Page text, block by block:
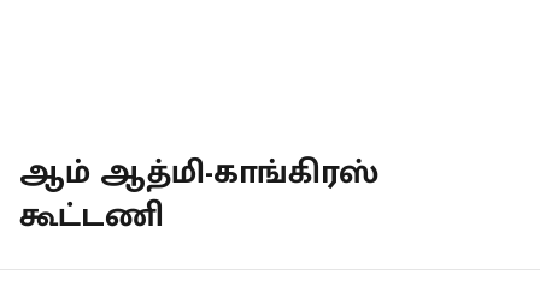
ஆம் ஆத்மி-காங்கிரஸ்
கூட்டணி